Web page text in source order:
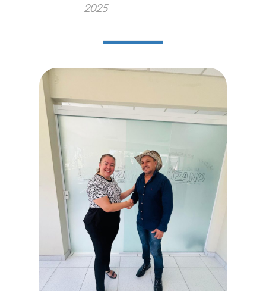
2025